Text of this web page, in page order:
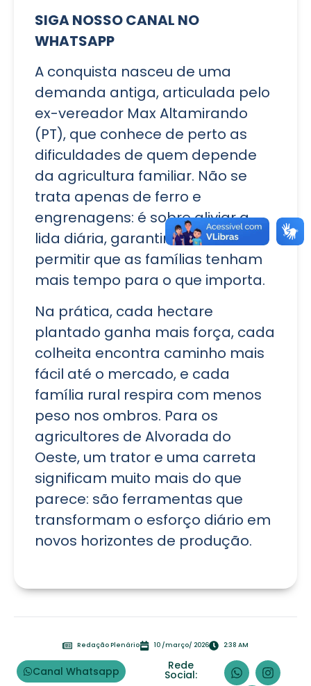
SIGA NOSSO CANAL NO
WHATSAPP
A conquista nasceu de uma
demanda antiga, articulada pelo
ex-vereador Max Altamirando
(PT), que conhece de perto as
dificuldades de quem depende
da agricultura familiar. Não se
trata apenas de ferro e
engrenagens: é sobre aliviar a
lida diária, garantir renda e
permitir que as famílias tenham
mais tempo para o que importa.
Na prática, cada hectare
plantado ganha mais força, cada
colheita encontra caminho mais
fácil até o mercado, e cada
família rural respira com menos
peso nos ombros. Para os
agricultores de Alvorada do
Oeste, um trator e uma carreta
significam muito mais do que
parece: são ferramentas que
transformam o esforço diário em
novos horizontes de produção.
Redação Plenário 10 /março/ 2026 2:38 AM
Canal Whatsapp Rede
Social: